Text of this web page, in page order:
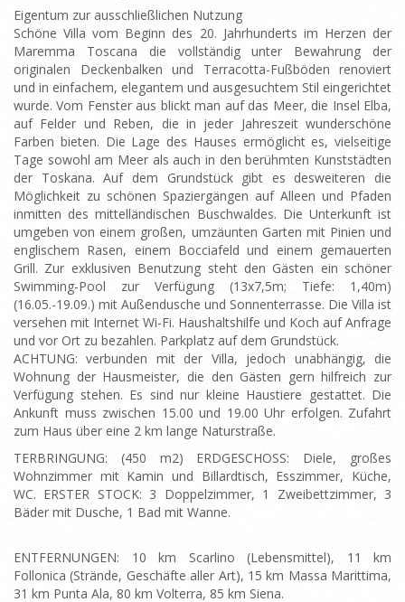
Eigentum zur ausschließlichen Nutzung
Schöne Villa vom Beginn des 20. Jahrhunderts im Herzen der
Maremma Toscana die vollständig unter Bewahrung der
originalen Deckenbalken und Terracotta-Fußböden renoviert
und in einfachem, elegantem und ausgesuchtem Stil eingerichtet
wurde. Vom Fenster aus blickt man auf das Meer, die Insel Elba,
auf Felder und Reben, die in jeder Jahreszeit wunderschöne
Farben bieten. Die Lage des Hauses ermöglicht es, vielseitige
Tage sowohl am Meer als auch in den berühmten Kunststädten
der Toskana. Auf dem Grundstück gibt es desweiteren die
Möglichkeit zu schönen Spaziergängen auf Alleen und Pfaden
inmitten des mittelländischen Buschwaldes. Die Unterkunft ist
umgeben von einem großen, umzäunten Garten mit Pinien und
englischem Rasen, einem Bocciafeld und einem gemauerten
Grill. Zur exklusiven Benutzung steht den Gästen ein schöner
Swimming-Pool zur Verfügung (13x7,5m; Tiefe: 1,40m)
(16.05.-19.09.) mit Außendusche und Sonnenterrasse. Die Villa ist
versehen mit Internet Wi-Fi. Haushaltshilfe und Koch auf Anfrage
und vor Ort zu bezahlen. Parkplatz auf dem Grundstück.
ACHTUNG: verbunden mit der Villa, jedoch unabhängig, die
Wohnung der Hausmeister, die den Gästen gern hilfreich zur
Verfügung stehen. Es sind nur kleine Haustiere gestattet. Die
Ankunft muss zwischen 15.00 und 19.00 Uhr erfolgen. Zufahrt
zum Haus über eine 2 km lange Naturstraße.
TERBRINGUNG: (450 m2) ERDGESCHOSS: Diele, großes
Wohnzimmer mit Kamin und Billardtisch, Esszimmer, Küche,
WC. ERSTER STOCK: 3 Doppelzimmer, 1 Zweibettzimmer, 3
Bäder mit Dusche, 1 Bad mit Wanne.
ENTFERNUNGEN: 10 km Scarlino (Lebensmittel), 11 km
Follonica (Strände, Geschäfte aller Art), 15 km Massa Marittima,
31 km Punta Ala, 80 km Volterra, 85 km Siena.